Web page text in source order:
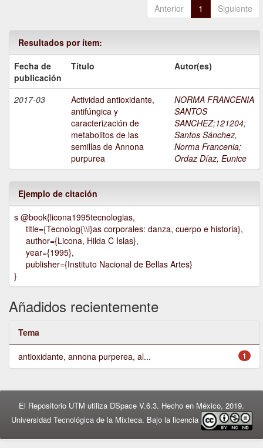
Anterior 1 Siguiente
Resultados por ítem:
Fecha de
publicación
Título Autor(es)
2017-03
Actividad antioxidante,
antifúngica y
caracterización de
metabolitos de las
semillas de Annona
purpurea
NORMA FRANCENIA
SANTOS
SANCHEZ;121204;
Santos Sánchez,
Norma Francenia;
Ordaz Díaz, Eunice
Ejemplo de citación
s @book{licona1995tecnologias,
title={Tecnolog{\\i}as corporales: danza, cuerpo e historia},
author={Licona, Hilda C Islas},
year={1995},
publisher={Instituto Nacional de Bellas Artes}
}
Añadidos recientemente
Tema
1
antioxidante, annona purperea, al...
El Repositorio UTM utiliza DSpace V.6.3. Hecho en México, 2019.
Universidad Tecnológica de la Mixteca. Bajo la licencia